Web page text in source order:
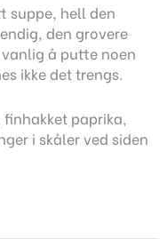
suppe, hell den
den grovere
å putte noen
ikke det trengs.
paprika,
i skåler ved siden